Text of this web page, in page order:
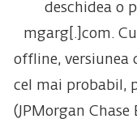
deschidea o
mgarg[.]com.
offline, versiunea
cel mai probabil,
(JPMorgan Chase